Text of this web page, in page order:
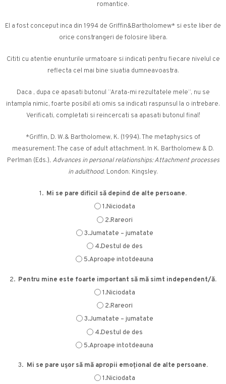
romantice.
El a fost conceput inca din 1994 de Griffin&Bartholomew* si este liber de
orice constrangeri de folosire libera.
Cititi cu atentie enunturile urmatoare si indicati pentru fiecare nivelul ce
reflecta cel mai bine siuatia dumneavoastra.
Daca , dupa ce apasati butonul “Arata-mi rezultatele mele”, nu se
intampla nimic, foarte posibil ati omis sa indicati raspunsul la o intrebare.
Verificati, completati si reincercati sa apasati butonul final!
*Griffin, D. W.& Bartholomew, K. (1994). The metaphysics of
measurement: The case of adult attachment. In K. Bartholomew & D.
Perlman (Eds.), Advances in personal relationships: Attachment processes
in adulthood. London: Kingsley.
1. Mi se pare dificil să depind de alte persoane.
1.Niciodata
2.Rareori
3.Jumatate – jumatate
4.Destul de des
5.Aproape intotdeauna
2. Pentru mine este foarte important să mă simt independent/ă.
1.Niciodata
2.Rareori
3.Jumatate – jumatate
4.Destul de des
5.Aproape intotdeauna
3. Mi se pare ușor să mă apropii emoțional de alte persoane.
1.Niciodata